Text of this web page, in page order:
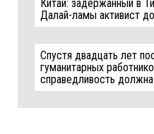
Китай: задержанный в
Далай-ламы активист
Спустя двадцать лет
гуманитарных
справедливость